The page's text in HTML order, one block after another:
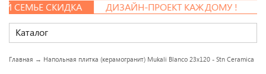
СКИДКА
ДИЗАЙН-ПРОЕКТ КАЖДОМУ !
Каталог
Главная → Напольная плитка (керамогранит) Mukali Blanco 23x120 - Stn Ceramica